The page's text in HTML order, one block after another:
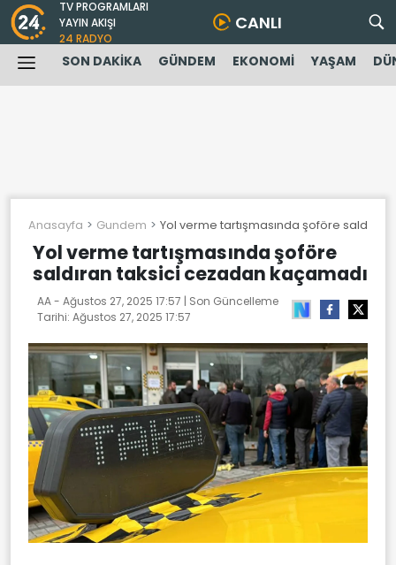
TV PROGRAMLARI
YAYIN AKIŞI
24 RADYO
CANLI
SON DAKİKA GÜNDEM EKONOMİ YAŞAM
Anasayfa Gundem Yol verme tartışmasında şoföre
Yol verme tartışmasında şoföre
saldıran taksici cezadan kaçamadı
AA - Ağustos 27, 2025 17:57 | Son Güncelleme
Tarihi: Ağustos 27, 2025 17:57